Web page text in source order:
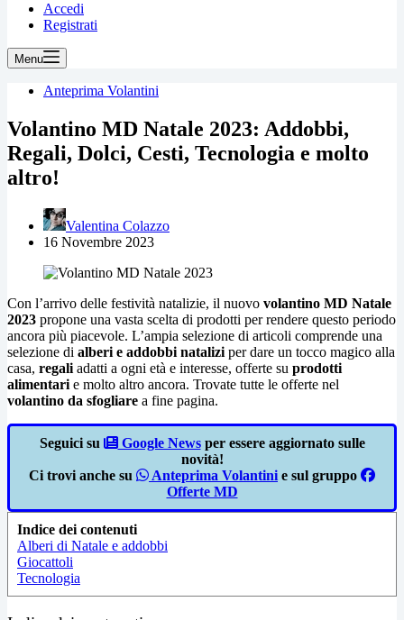
Accedi
Registrati
Menu
Anteprima Volantini
Volantino MD Natale 2023: Addobbi,
Regali, Dolci, Cesti, Tecnologia e molto
altro!
Valentina Colazzo
16 Novembre 2023
Con l’arrivo delle festività natalizie, il nuovo volantino MD Natale
2023 propone una vasta scelta di prodotti per rendere questo periodo
ancora più piacevole. L’ampia selezione di articoli comprende una
selezione di alberi e addobbi natalizi per dare un tocco magico alla
casa, regali adatti a ogni età e interesse, offerte su prodotti
alimentari e molto altro ancora. Trovate tutte le offerte nel
volantino da sfogliare a fine pagina.
Seguici su Google Newsper essere aggiornato sulle
novità!
Ci trovi anche su
Anteprima Volantini e sul gruppo
Offerte MD
Indice dei contenuti
Alberi di Natale e addobbi
Giocattoli
Tecnologia